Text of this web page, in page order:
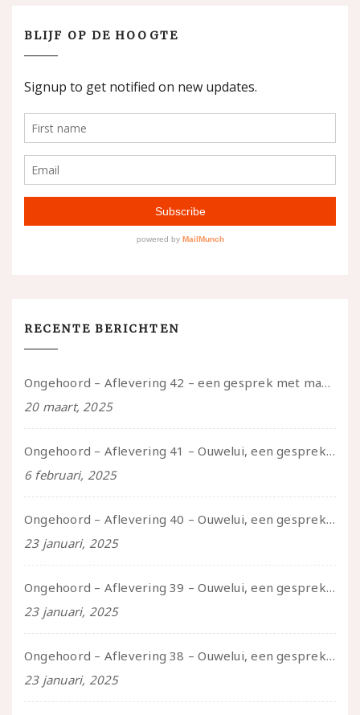
BLIJF OP DE HOOGTE
RECENTE BERICHTEN
Ongehoord – Aflevering 42 – een gesprek met marijn over seksueel opbloeien, het ouderschap uitvinden en verschillende leeftijden in je mee dragen
20 maart, 2025
Ongehoord – Aflevering 41 – Ouwelui, een gesprek met Marcelle over polyamorie op latere leeftijd, (mantel)zorg voor je partners en seksueel plezier.
6 februari, 2025
Ongehoord – Aflevering 40 – Ouwelui, een gesprek met Sadie Lune over vormende relaties en de geschiedenis van de queer pornobeweging
23 januari, 2025
Ongehoord – Aflevering 39 – Ouwelui, een gesprek met Pepijn en Ivo over hun regenbooggezin, eigenzinnig ouder worden en Cruise Control
23 januari, 2025
Ongehoord – Aflevering 38 – Ouwelui, een gesprek met vreer over behoefte aan geborgenheid en het behouden van je idealen
23 januari, 2025